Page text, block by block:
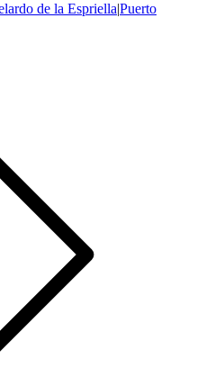
de la Espriella|Puerto